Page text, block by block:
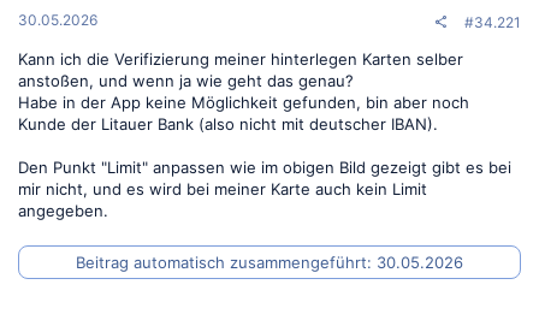
:
30.05.2026 #34.221
Kann ich die Verifizierung meiner hinterlegen Karten selber
anstoßen, und wenn ja wie geht das genau?
Habe in der App keine Möglichkeit gefunden, bin aber noch
Kunde der Litauer Bank (also nicht mit deutscher IBAN).
Den Punkt "Limit" anpassen wie im obigen Bild gezeigt gibt es bei
mir nicht, und es wird bei meiner Karte auch kein Limit
angegeben.
Beitrag automatisch zusammengeführt: 30.05.2026